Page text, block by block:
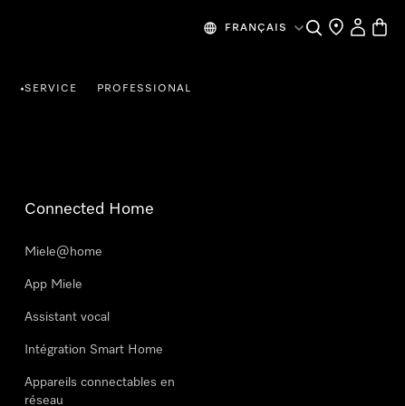
FRANÇAIS SearchFind a store
My
•SERVICE PROFESSIONAL
Connected Home
Miele@home
App Miele
Assistant vocal
Intégration Smart Home
Appareils connectables en
réseau